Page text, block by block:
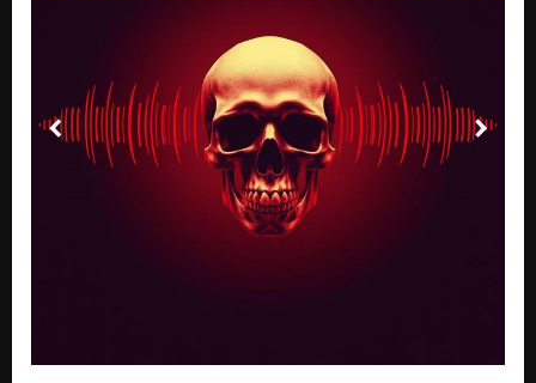
Wild unchained
Nezařazeno
You have it in you